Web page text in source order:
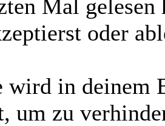
Mal gelesen
oder
wird in deinem
um zu